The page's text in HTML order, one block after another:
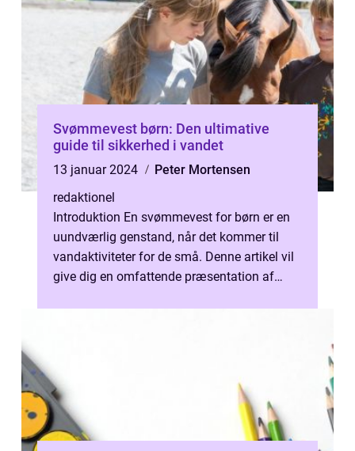
Svømmevest børn: Den ultimative
guide til sikkerhed i vandet
13 januar 2024
Peter Mortensen
redaktionel
Introduktion En svømmevest for børn er en
uundværlig genstand, når det kommer til
vandaktiviteter for de små. Denne artikel vil
give dig en omfattende præsentation af